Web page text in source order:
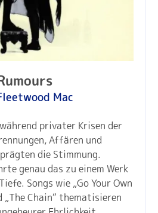
Mac
privater Krisen der
Affären und
die Stimmung.
genau das zu einem Werk
Songs wie „Go Your Own
„The Chain“ thematisieren